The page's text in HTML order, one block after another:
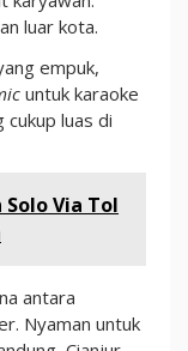
luar kota.
empuk,
untuk karaoke
cukup luas di
Via Tol
antara
Nyaman untuk